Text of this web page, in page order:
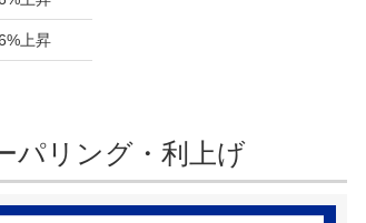
上昇
パリング・利上げ